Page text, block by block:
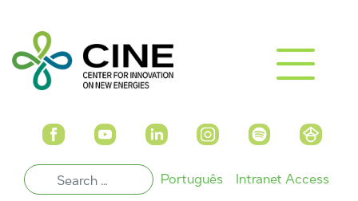
Português Intranet Access